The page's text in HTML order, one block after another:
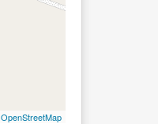
OpenStreetMap